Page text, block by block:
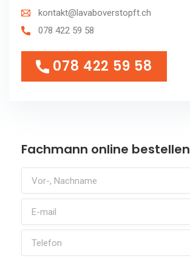
kontakt@lavaboverstopft.ch
078 422 59 58
078 422 59 58
078 422 59 58
Fachmann online bestellen